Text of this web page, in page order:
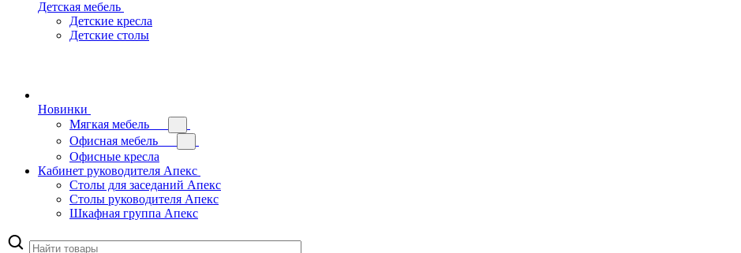
Детская мебель
Детские кресла
Детские столы
Новинки
Мягкая мебель
Офисная мебель
Офисные кресла
Кабинет руководителя Апекс
Столы для заседаний Апекс
Столы руководителя Апекс
Шкафная группа Апекс